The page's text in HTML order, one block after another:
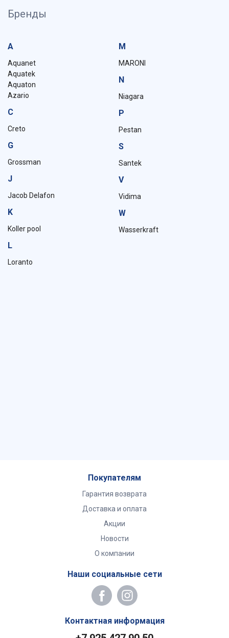
Бренды
A
Aquanet
Aquatek
Aquaton
Azario
C
Creto
G
Grossman
J
Jacob Delafon
K
Koller pool
L
Loranto
M
MARONI
N
Niagara
P
Pestan
S
Santek
V
Vidima
W
Wasserkraft
Покупателям
Гарантия возврата
Доставка и оплата
Акции
Новости
О компании
Наши социальные сети
Контактная информация